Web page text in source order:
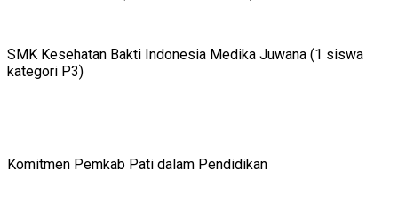
SMK Kesehatan Bakti Indonesia Medika Juwana (1 siswa
kategori P3)
Komitmen Pemkab Pati dalam Pendidikan